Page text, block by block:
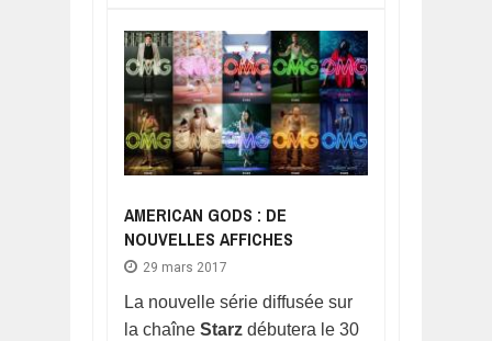
AMERICAN GODS : DE
NOUVELLES AFFICHES
29 mars 2017
La nouvelle série diffusée sur
la chaîne Starz débutera le 30